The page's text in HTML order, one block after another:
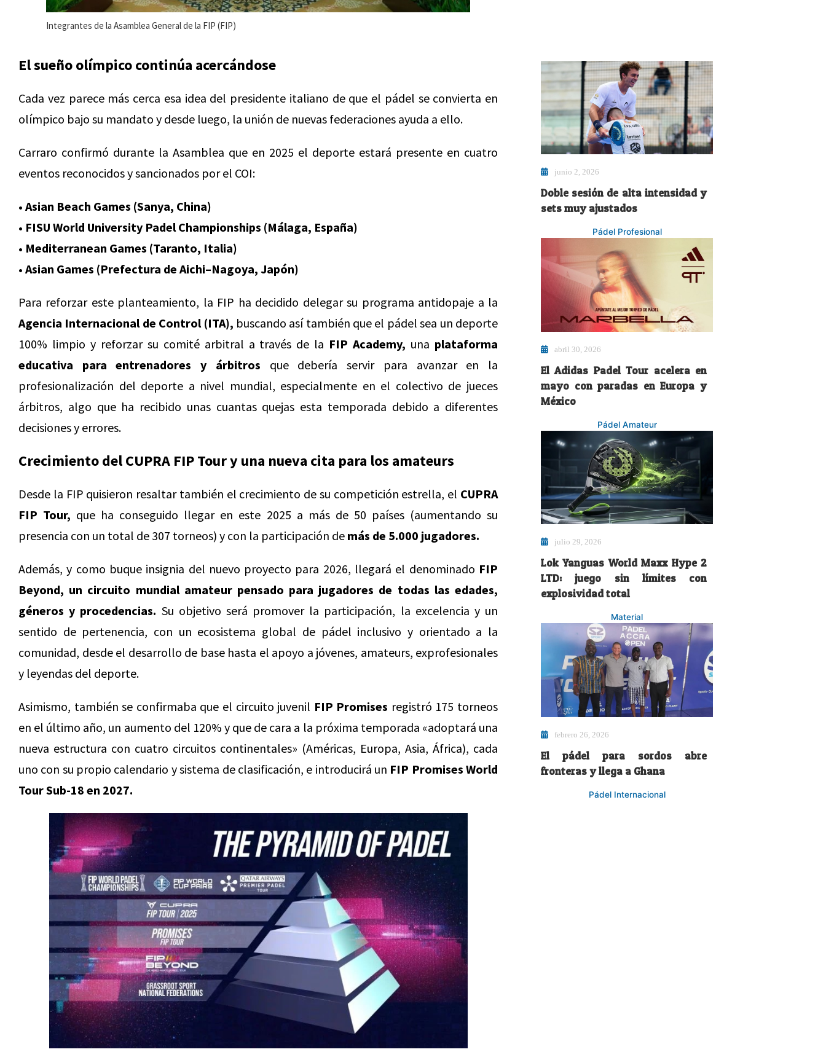
Integrantes de la Asamblea General de la FIP (FIP)
El sueño olímpico continúa acercándose
Cada vez parece más cerca esa idea del presidente italiano de que el pádel se convierta en
olímpico bajo su mandato y desde luego, la unión de nuevas federaciones ayuda a ello.
Carraro confirmó durante la Asamblea que en 2025 el deporte estará presente en cuatro
eventos reconocidos y sancionados por el COI:
• Asian Beach Games (Sanya, China)
• FISU World University Padel Championships (Málaga, España)
• Mediterranean Games (Taranto, Italia)
• Asian Games (Prefectura de Aichi–Nagoya, Japón)
Para reforzar este planteamiento, la FIP ha decidido delegar su programa antidopaje a la
Agencia Internacional de Control (ITA), buscando así también que el pádel sea un deporte
100% limpio y reforzar su comité arbitral a través de la FIP Academy, una plataforma
educativa para entrenadores y árbitros que debería servir para avanzar en la
profesionalización del deporte a nivel mundial, especialmente en el colectivo de jueces
árbitros, algo que ha recibido unas cuantas quejas esta temporada debido a diferentes
decisiones y errores.
Crecimiento del CUPRA FIP Tour y una nueva cita para los amateurs
Desde la FIP quisieron resaltar también el crecimiento de su competición estrella, el CUPRA
FIP Tour, que ha conseguido llegar en este 2025 a más de 50 países (aumentando su
presencia con un total de 307 torneos) y con la participación de más de 5.000 jugadores.
Además, y como buque insignia del nuevo proyecto para 2026, llegará el denominado FIP
Beyond, un circuito mundial amateur pensado para jugadores de todas las edades,
géneros y procedencias. Su objetivo será promover la participación, la excelencia y un
sentido de pertenencia, con un ecosistema global de pádel inclusivo y orientado a la
comunidad, desde el desarrollo de base hasta el apoyo a jóvenes, amateurs, exprofesionales
y leyendas del deporte.
Asimismo, también se confirmaba que el circuito juvenil FIP Promises registró 175 torneos
en el último año, un aumento del 120% y que de cara a la próxima temporada «adoptará una
nueva estructura con cuatro circuitos continentales» (Américas, Europa, Asia, África), cada
uno con su propio calendario y sistema de clasificación, e introducirá un FIP Promises World
Tour Sub-18 en 2027.
junio 2, 2026
Doble sesión de alta intensidad y
sets muy ajustados
Pádel Profesional
abril 30, 2026
El Adidas Padel Tour acelera en
mayo con paradas en Europa y
México
Pádel Amateur
julio 29, 2026
Lok Yanguas World Maxx Hype 2
LTD: juego sin límites con
explosividad total
Material
febrero 26, 2026
El pádel para sordos abre
fronteras y llega a Ghana
Pádel Internacional